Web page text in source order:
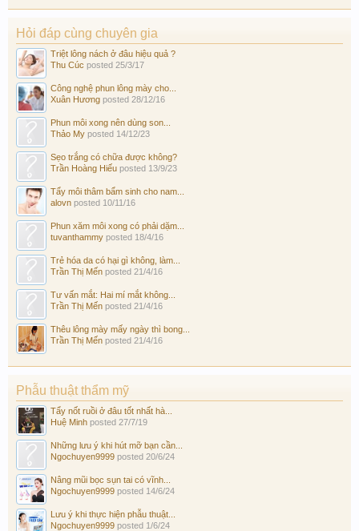
Hỏi đáp cùng chuyên gia
Triệt lông nách ở đâu hiệu quả ?
Thu Cúc posted 25/3/17
Công nghệ phun lông mày cho...
Xuân Hương posted 28/12/16
Phun môi xong nên dùng son...
Thảo My posted 14/12/23
Sẹo trắng có chữa được không?
Trần Hoàng Hiếu posted 13/9/23
Tẩy môi thâm bẩm sinh cho nam...
alovn posted 10/11/16
Phun xăm môi xong có phải dặm...
tuvanthammy posted 18/4/16
Trẻ hóa da có hại gì không, làm...
Trần Thị Mến posted 21/4/16
Tư vấn mắt: Hai mí mắt không...
Trần Thị Mến posted 21/4/16
Thêu lông mày mấy ngày thì bong...
Trần Thị Mến posted 21/4/16
Phẫu thuật thẩm mỹ
Tẩy nốt ruồi ở đâu tốt nhất hà...
Huệ Minh posted 27/7/19
Những lưu ý khi hút mỡ bạn cần...
Ngochuyen9999 posted 20/6/24
Nâng mũi bọc sụn tai có vĩnh...
Ngochuyen9999 posted 14/6/24
Lưu ý khi thực hiện phẫu thuật...
Ngochuyen9999 posted 1/6/24